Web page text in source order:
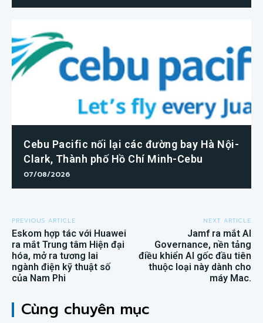
Cebu Pacific nối lại các đường bay Hà Nội-
Clark, Thành phố Hồ Chí Minh-Cebu
07/08/2026
PREVIOUS ARTICLE
Eskom hợp tác với Huawei
ra mắt Trung tâm Hiện đại
hóa, mở ra tương lai
ngành điện kỹ thuật số
của Nam Phi
NEXT ARTICLE
Jamf ra mắt AI
Governance, nền tảng
điều khiển AI gốc đầu tiên
thuộc loại này dành cho
máy Mac.
Cùng chuyên mục